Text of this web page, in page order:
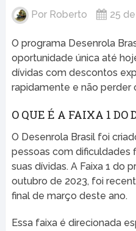
Por Roberto 25
O programa Desenrola
oportunidade única até
dívidas com descontos
rapidamente e não perder
O QUE É A FAIXA 1 DO
O Desenrola Brasil foi
pessoas com dificuldades
suas dívidas. A Faixa 1 do
outubro de 2023, foi
final de março deste ano.
Essa faixa é direcionada